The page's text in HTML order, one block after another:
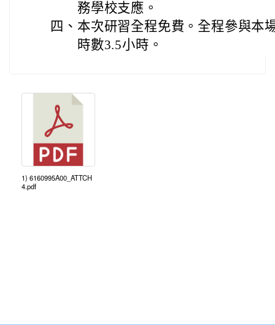
務學校支應。
四、 本次研習全程免費。全程參與本
時數3.5小時。
1) 6160995A00_ATTCH
4.pdf